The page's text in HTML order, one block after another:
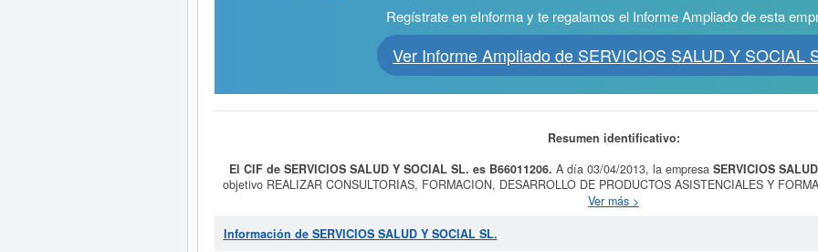
Regístrate en eInforma y te regalamos el Informe Ampliado de esta
Ver Informe Ampliado de SERVICIOS SALUD Y SOCIAL
Resumen identificativo:
El CIF de SERVICIOS SALUD Y SOCIAL SL. es B66011206. A día 03/04/2013, la empresa SERVICIOS
objetivo REALIZAR CONSULTORIAS, FORMACION, DESARROLLO DE PRODUCTOS ASISTENCIALES Y
SERVICIOS, GESTION DIRECTA EN LOS SECTORES DE LA SALUD Y TODOS LOS AMBITOS SOCIALES Y
el CNAE es 8699 - Otras actividades sanitarias n.c.o.p.. En la clasificación SIC, la empresaSERVICIOS SALUD
80990000. Esta empresa se ha consultado en eInforma un total de 18 veces. La última consulta ha sido el 10/
Ver más >
Información de SERVICIOS SALUD Y SOCIAL SL.